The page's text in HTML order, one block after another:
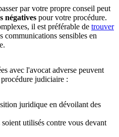
par votre propre conseil peut
négatives pour votre procédure.
il est préférable de trouver
communications sensibles en
avec l'avocat adverse peuvent
judiciaire :
juridique en dévoilant des
utilisés contre vous devant